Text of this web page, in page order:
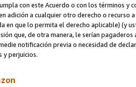
con este Acuerdo o con los términos
adición a cualquier otro derecho o
en que lo permita el derecho aplicable) (y
que, de otra manera, le serían
notificación previa o necesidad de
y perjuicios.